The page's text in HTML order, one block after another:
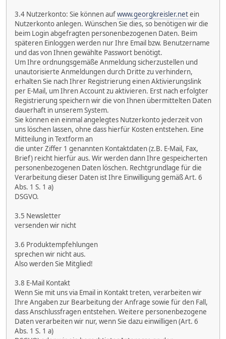
3.4 Nutzerkonto: Sie können aufwww.georgkreisler.netein
Nutzerkonto anlegen. Wünschen Sie dies, so benötigen wir die
beim Login abgefragten personenbezogenen Daten. Beim
späteren Einloggen werden nur Ihre Email bzw. Benutzername
und das von Ihnen gewählte Passwort benötigt.
Um Ihre ordnungsgemäße Anmeldung sicherzustellen und
unautorisierte Anmeldungen durch Dritte zu verhindern,
erhalten Sie nach Ihrer Registrierung einen Aktivierungslink
per E-Mail, um Ihren Account zu aktivieren. Erst nach erfolgter
Registrierung speichern wir die von Ihnen übermittelten Daten
dauerhaft in unserem System.
Sie können ein einmal angelegtes Nutzerkonto jederzeit von
uns löschen lassen, ohne dass hierfür Kosten entstehen. Eine
Mitteilung in Textform an
die unter Ziffer 1 genannten Kontaktdaten (z.B. E-Mail, Fax,
Brief) reicht hierfür aus. Wir werden dann Ihre gespeicherten
personenbezogenen Daten löschen. Rechtgrundlage für die
Verarbeitung dieser Daten ist Ihre Einwilligung gemäß Art. 6
Abs. 1 S. 1 a)
DSGVO.
3.5 Newsletter
versenden wir nicht
3.6 Produktempfehlungen
sprechen wir nicht aus.
Also werden Sie Mitglied!
3.8 E-Mail Kontakt
Wenn Sie mit uns via Email in Kontakt treten, verarbeiten wir
Ihre Angaben zur Bearbeitung der Anfrage sowie für den Fall,
dass Anschlussfragen entstehen. Weitere personenbezogene
Daten verarbeiten wir nur, wenn Sie dazu einwilligen (Art. 6
Abs. 1 S. 1 a)